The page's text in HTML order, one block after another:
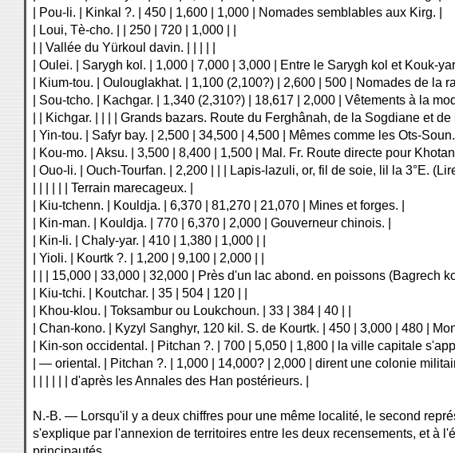
| Pou-li. | Kinkal ?. | 450 | 1,600 | 1,000 | Nomades semblables aux Kirg. |
| Loui, Tè-cho. | | 250 | 720 | 1,000 | |
| | Vallée du Yürkoul davin. | | | | |
| Oulei. | Sarygh kol. | 1,000 | 7,000 | 3,000 | Entre le Sarygh kol et Kouk-yar.
| Kium-tou. | Oulouglakhat. | 1,100 (2,100?) | 2,600 | 500 | Nomades de la
| Sou-tcho. | Kachgar. | 1,340 (2,310?) | 18,617 | 2,000 | Vêtements à la
| | Kichgar. | | | | Grands bazars. Route du Ferghânah, de la Sogdiane et de
| Yin-tou. | Safyr bay. | 2,500 | 34,500 | 4,500 | Mêmes comme les Ots-Soun. |
| Kou-mo. | Aksu. | 3,500 | 8,400 | 1,500 | Mal. Fr. Route directe pour
| Ouo-li. | Ouch-Tourfan. | 2,200 | | | Lapis-lazuli, or, fil de soie, lil la 3°E.
| | | | | | Terrain marecageux. |
| Kiu-tchenn. | Kouldja. | 6,370 | 81,270 | 21,070 | Mines et forges. |
| Kin-man. | Kouldja. | 770 | 6,370 | 2,000 | Gouverneur chinois. |
| Kin-li. | Chaly-yar. | 410 | 1,380 | 1,000 | |
| Yioli. | Kourtk ?. | 1,200 | 9,100 | 2,000 | |
| | | 15,000 | 33,000 | 32,000 | Près d'un lac abond. en poissons (Bagrech
| Kiu-tchi. | Koutchar. | 35 | 504 | 120 | |
| Khou-klou. | Toksambur ou Loukchoun. | 33 | 384 | 40 | |
| Chan-kono. | Kyzyl Sanghyr, 120 kil. S. de Kourtk. | 450 | 3,000 | 480 |
| Kin-son occidental. | Pitchan ?. | 700 | 5,050 | 1,800 | la ville capitale
| — oriental. | Pitchan ?. | 1,000 | 14,000? | 2,000 | dirent une colonie
| | | | | | d'après les Annales des Han postérieurs. |
N.-B. — Lorsqu'il y a deux chiffres pour une même localité, le second
s'explique par l'annexion de territoires entre les deux recensements, et à